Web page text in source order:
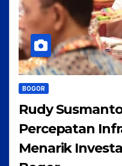
BOGOR
Rudy
Percepatan
Menarik